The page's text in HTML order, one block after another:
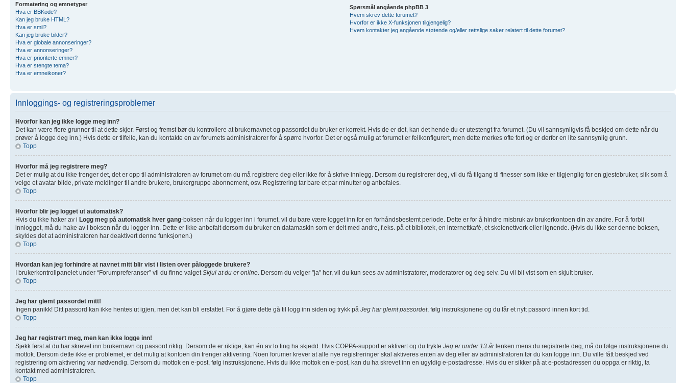
Formatering og emnetyper
Hva er BBKode?
Kan jeg bruke HTML?
Hva er smil?
Kan jeg bruke bilder?
Hva er globale annonseringer?
Hva er annonseringer?
Hva er prioriterte emner?
Hva er stengte tema?
Hva er emneikoner?
Spørsmål angående phpBB 3
Hvem skrev dette forumet?
Hvorfor er ikke X-funksjonen tilgjengelig?
Hvem kontakter jeg angående støtende og/eller rettslige saker relatert til dette forumet?
Innloggings- og registreringsproblemer
Hvorfor kan jeg ikke logge meg inn?
Det kan være flere grunner til at dette skjer. Først og fremst bør du kontrollere at brukernavnet og passordet du bruker er korrekt. Hvis de er det, kan det hende du er utestengt fra forumet. (Du vil sannsynligvis få beskjed om dette når du
prøver å logge deg inn.) Hvis dette er tilfelle, kan du kontakte en av forumets administratorer for å spørre hvorfor. Det er også mulig at forumet er feilkonfigurert, men dette merkes ofte fort og er derfor en lite sannsynlig grunn.
Topp
Hvorfor må jeg registrere meg?
Det er mulig at du ikke trenger det, det er opp til administratoren av forumet om du må registrere deg eller ikke for å skrive innlegg. Dersom du registrerer deg, vil du få tilgang til finesser som ikke er tilgjenglig for en gjestebruker, slik som å
velge et avatar bilde, private meldinger til andre brukere, brukergruppe abonnement, osv. Registrering tar bare et par minutter og anbefales.
Topp
Hvorfor blir jeg logget ut automatisk?
Hvis du ikke haker av i Logg meg på automatisk hver gang-boksen når du logger inn i forumet, vil du bare være logget inn for en forhåndsbestemt periode. Dette er for å hindre misbruk av brukerkontoen din av andre. For å forbli
innlogget, må du hake av i boksen når du logger inn. Dette er ikke anbefalt dersom du bruker en datamaskin som er delt med andre, f.eks. på et bibliotek, en internettkafé, et skolenettverk eller lignende. (Hvis du ikke ser denne boksen,
skyldes det at administratoren har deaktivert denne funksjonen.)
Topp
Hvordan kan jeg forhindre at navnet mitt blir vist i listen over påloggede brukere?
I brukerkontrollpanelet under “Forumpreferanser” vil du finne valget Skjul at du er online . Dersom du velger "ja" her, vil du kun sees av administratorer, moderatorer og deg selv. Du vil bli vist som en skjult bruker.
Topp
Jeg har glemt passordet mitt!
Ingen panikk! Ditt passord kan ikke hentes ut igjen, men det kan bli erstattet. For å gjøre dette gå til logg inn siden og trykk på Jeg har glemt passordet, følg instruksjonene og du får et nytt passord innen kort tid.
Topp
Jeg har registrert meg, men kan ikke logge inn!
Sjekk først at du har skrevet inn brukernavn og passord riktig. Dersom de er riktige, kan én av to ting ha skjedd. Hvis COPPA-support er aktivert og du trykte Jeg er under 13 årlenken mens du registrerte deg, må du følge instruksjonene du
mottok. Dersom dette ikke er problemet, er det mulig at kontoen din trenger aktivering. Noen forumer krever at alle nye registreringer skal aktiveres enten av deg eller av administratoren før du kan logge inn. Du ville fått beskjed ved
registrering om aktivering var nødvendig. Dersom du mottok en e-post, følg instruksjonene. Hvis du ikke mottok en e-post, kan du ha skrevet inn en ugyldig e-postadresse. Hvis du er sikker på at e-postadressen du oppga er riktig, ta
kontakt med administratoren.
Topp